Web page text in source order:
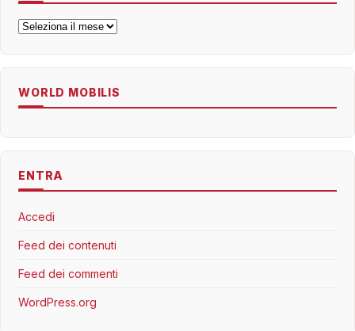
Archivi
WORLD MOBILIS
ENTRA
Accedi
Feed dei contenuti
Feed dei commenti
WordPress.org